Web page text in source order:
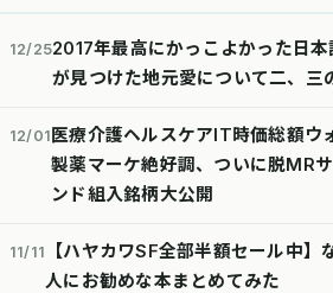
12/252017年最高にかっこよかった日
が見つけた地元愛について二、三
12/01医療介護ヘルスケアIT時価総額ウ
製薬マーケ絶好調、ついに脱MR
ンド組入銘柄大公開
11/11
【ハヤカワSF全部半額セール中】
人にお勧めな本まとめてみた